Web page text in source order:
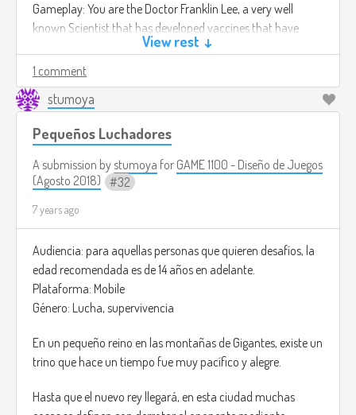
Gameplay: You are the Doctor Franklin Lee, a very well
known Scientist that has developed vaccines that have
changed the world forever.
Franklin was assigned a mission by the government of the
USA to investigate what has happened to this city,
“Is the year 2084, Dr.Franklin made it to the forgotten city,
as soon as he reaches the city all electronics stopped
working, looks like a working EMP1 was in the city.
Everything uses oil to work, lamps, even horses are used as a
vay of transport.
People in the city are quiet, they dont look human at all.
As soon as the night hits, everything changes, They become
aggressive, and start to kill each other. they even eat each
other.”
this people and where this pill comes from.
Your ultimate goal is to get the formula to the USA. but to
labs in the city that are all surrounded with this creatures
View rest ↓
1 comment
stumoya
Pequeños Luchadores
A submission bystumoya for GAME 1100 - Diseño de Juegos
(Agosto 2018)
32
7 years ago
Audiencia: para aquellas personas que quieren desafíos, la
edad recomendada es de 14 años en adelante.
Plataforma: Mobile
Género: Lucha, supervivencia
En un pequeño reino en las montañas de Gigantes, existe un
trino que hace un tiempo fue muy pacífico y alegre.
Hasta que el nuevo rey llegará, en esta ciudad muchas